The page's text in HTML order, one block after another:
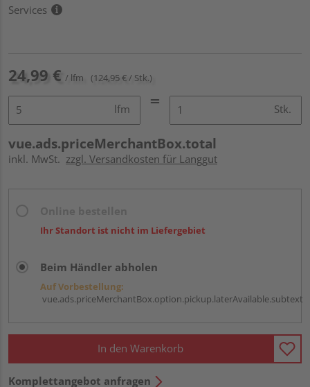
Services
24,99 € / lfm (124,95 € / Stk.)
lfm Stk.
vue.ads.priceMerchantBox.total
inkl. MwSt. zzgl. Versandkosten für Langgut
Ihr Standort ist nicht im Liefergebiet
Beim Händler abholen
Auf Vorbestellung:
vue.ads.priceMerchantBox.option.pickup.laterAvailable.subtext
In den Warenkorb
Komplettangebot anfragen